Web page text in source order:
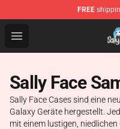
FREE
Open menu
Sally Face Store -
Sally Face
Sally Face Cases sind eine
Galaxy Geräte hergestellt.
mit einem lustigen,